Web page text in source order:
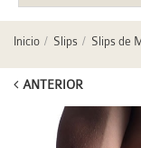
Inicio Slips Slips de
ANTERIOR